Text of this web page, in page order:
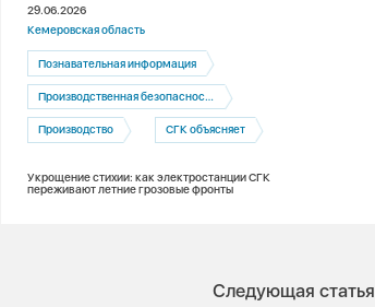
29.06.2026
Кемеровская область
Познавательная информация
Производственная безопасность
Производство СГК объясняет
Укрощение стихии: как электростанции СГК
переживают летние грозовые фронты
Следующая статья